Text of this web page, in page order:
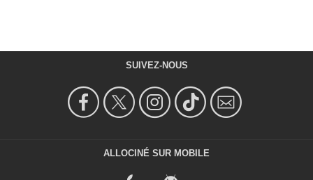
SUIVEZ-NOUS
ALLOCINÉ SUR MOBILE